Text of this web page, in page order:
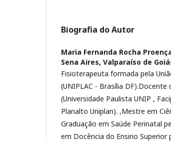
Biografia do Autor
Maria Fernanda Rocha
Sena Aires, Valparaíso de
Fisioterapeuta formada pela
(UNIPLAC - Brasília DF).Docente
(Universidade Paulista UNIP ,
Planalto Uniplan). ,Mestre em
Graduação em Saúde Perinatal
em Docência do Ensino